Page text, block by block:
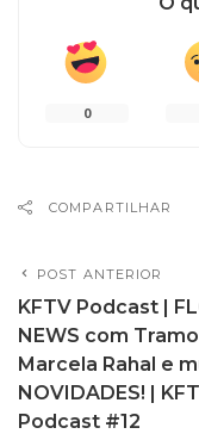
0
COMPARTILHAR
POST ANTERIOR
KFTV Podcast |
NEWS com
Marcela Rahal e
NOVIDADES! |
Podcast #12